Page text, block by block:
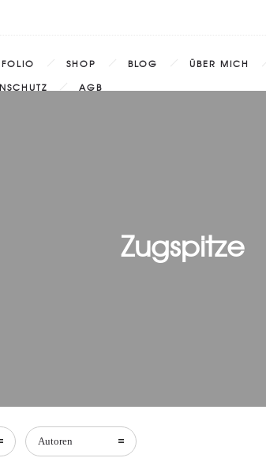
SHOP BLOG ÜBER MICH
AGB
Zugspitze
Autoren